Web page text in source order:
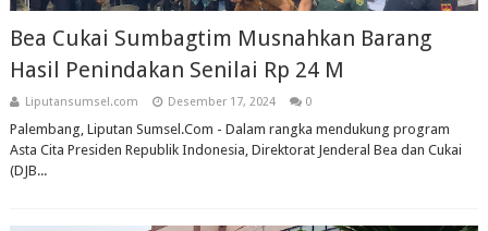
Bea Cukai Sumbagtim Musnahkan Barang
Hasil Penindakan Senilai Rp 24 M
Liputansumsel.com Desember 17, 2024 0
Palembang, Liputan Sumsel.Com - Dalam rangka mendukung program
Asta Cita Presiden Republik Indonesia, Direktorat Jenderal Bea dan Cukai
(DJB...